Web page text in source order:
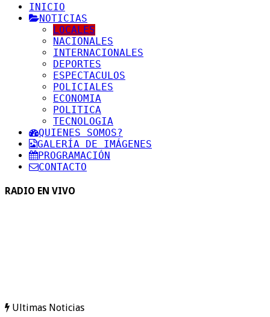
INICIO
NOTICIAS
LOCALES
NACIONALES
INTERNACIONALES
DEPORTES
ESPECTACULOS
POLICIALES
ECONOMIA
POLITICA
TECNOLOGIA
QUIENES SOMOS?
GALERÍA DE IMÁGENES
PROGRAMACIÓN
CONTACTO
RADIO EN VIVO
Ultimas Noticias